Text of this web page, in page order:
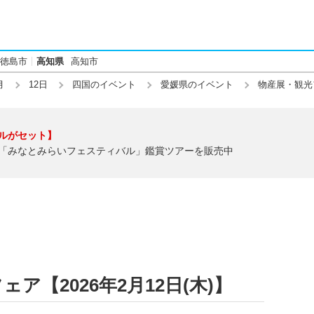
徳島市 高知県 高知市
12日 四国のイベント 愛媛県のイベント 物産展・観
がセット】
みなとみらいフェスティバル」鑑賞ツアーを販売中
ア【2026年2月12日(木)】